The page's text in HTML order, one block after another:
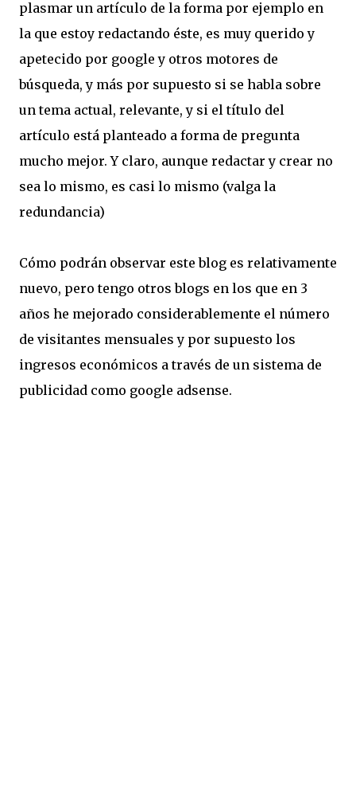
plasmar un artículo de la forma por ejemplo en
la que estoy redactando éste, es muy querido y
apetecido por google y otros motores de
búsqueda, y más por supuesto si se habla sobre
un tema actual, relevante, y si el título del
artículo está planteado a forma de pregunta
mucho mejor. Y claro, aunque redactar y crear no
sea lo mismo, es casi lo mismo (valga la
redundancia)
Cómo podrán observar este blog es relativamente
nuevo, pero tengo otros blogs en los que en 3
años he mejorado considerablemente el número
de visitantes mensuales y por supuesto los
ingresos económicos a través de un sistema de
publicidad como google adsense.